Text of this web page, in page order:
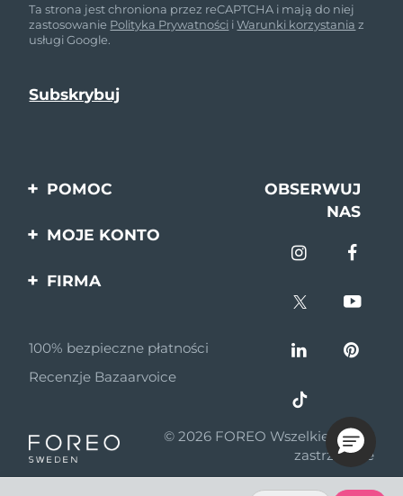
Ta strona jest chroniona przez reCAPTCHA i mają do niej
zastosowanie Polityka Prywatności iWarunki korzystania z
usługi Google.
POMOC
Kontakt
OBSERWUJ
NAS
MOJE KONTO
FIRMA
Program partnerski
Wiadomości
MYSA
Dystrybutorzy
100% bezpieczne płatności
Recenzje Bazaarvoice
© 2026 FOREO Wszelkie prawa
zastrzeżone